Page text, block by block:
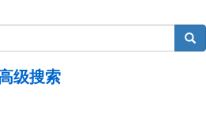
搜索
级搜索